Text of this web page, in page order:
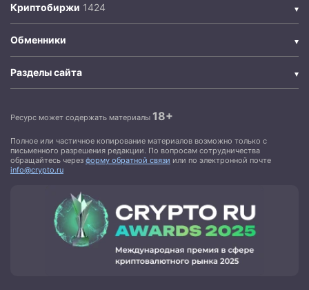
Криптобиржи
Обменники
Разделы сайта
Ресурс может содержать материалы 18+
Полное или частичное копирование материалов возможно только с
письменного разрешения редакции. По вопросам сотрудничества
обращайтесь через форму обратной связи или по электронной почте
info@crypto.ru